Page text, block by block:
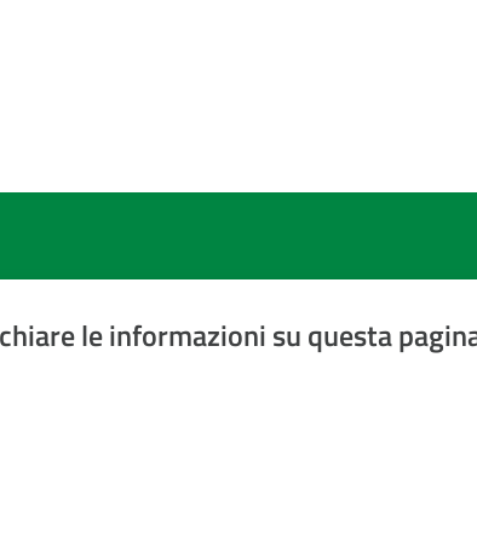
le informazioni su questa